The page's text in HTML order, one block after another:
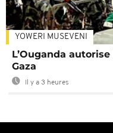
YOWERI MUSEVENI
L’Ouganda
Gaza
Il y a 3 heures